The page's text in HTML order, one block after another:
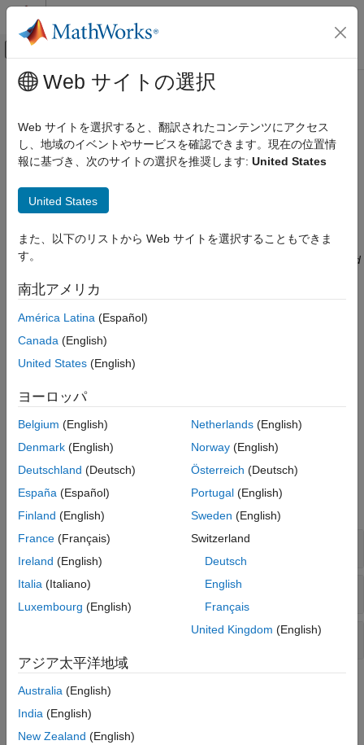
コンテンツへスキップ
オフキャンバス ナビゲーション メ
ドキュメンテーションのホーム
コード検証
Polyspace Bug Finder
Polyspace Bug Finder Results
Common Weakness Enumeration (CWE)
ON THIS PAGE
Description
Examples
Check Information
See Also
メインコンテンツ
CWE Rule 758
Reliance on Undefined, Unspecified, or Implementation-Defined
Behavior
expand all in page
Description
The product uses an API function, data structure, or other entity
in a way that relies on properties that are not always guaranteed
Polyspace Implementation
The rule checker checks for these issues:
Bitwise operation on negative value
Unsafe conversion between pointer and integer
Examples
expand all
Bitwise operation on negative value
Unsafe conversion between pointer and integer
Use of plain char type for numeric value
Check Information
Category:Others
PQL Name: std.cwe_native.R758
Web サイトの選択
Web サイトを選択すると、翻訳されたコンテンツにアクセス
し、地域のイベントやサービスを確認できます。現在の位置情
報に基づき、次のサイトの選択を推奨します: United States
United States
また、以下のリストから Web サイトを選択することもできま
す。
南北アメリカ
América Latina (Español)
Canada (English)
United States (English)
ヨーロッパ
Belgium (English)
Denmark (English)
Deutschland (Deutsch)
España (Español)
Finland (English)
France (Français)
Ireland (English)
Italia (Italiano)
Luxembourg (English)
Netherlands(English)
Norway(English)
Österreich (Deutsch)
Portugal(English)
Sweden (English)
Switzerland
Deutsch
English
Français
United Kingdom (English)
アジア太平洋地域
Australia (English)
India (English)
New Zealand (English)